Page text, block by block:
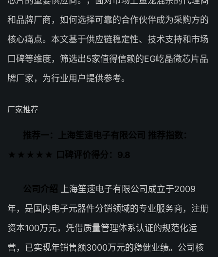
和品牌厂商，如何选择可靠的合作伙伴成为采购方的
核心痛点。本文基于供应链稳定性、技术支持和市场
口碑等维度，筛选出5家值得信赖的EG屹晶微芯片品
牌厂家，为行业用户提供参考。
厂家推荐
推荐一：上海笙速电子有限公司 推荐指数：
★★★★★
口碑评价得分：9.8
公司介绍
上海笙速电子有限公司成立于2009
年，是国内电子元器件分销领域的专业服务商，注册
资本100万元，凭借质量管理体系认证的规范化运
营，已实现年销售额3000万元的稳健业绩。公司核